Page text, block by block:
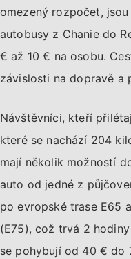
omezený rozpočet,
autobusy z Chanie do
€ až 10 € na osobu.
závislosti na dopravě a
Návštěvníci, kteří
které se nachází 204
mají několik možností
auto od jedné z
po evropské trase E65
(E75), což trvá 2
se pohybují od 40 € do